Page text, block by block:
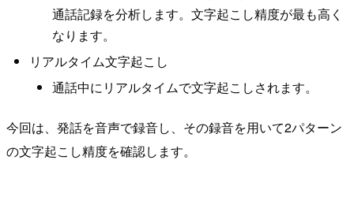
通話記録を分析します。文字起こし精度が最も高く
なります。
リアルタイム文字起こし
通話中にリアルタイムで文字起こしされます。
今回は、発話を音声で録音し、その録音を用いて2パターン
の文字起こし精度を確認します。